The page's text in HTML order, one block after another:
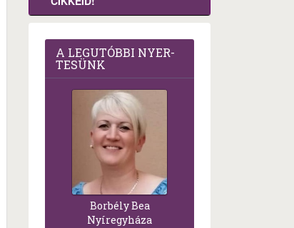
A LEG­U­TÓB­BI NYER­
TE­SÜNK
Borbély Bea
Nyíregyháza